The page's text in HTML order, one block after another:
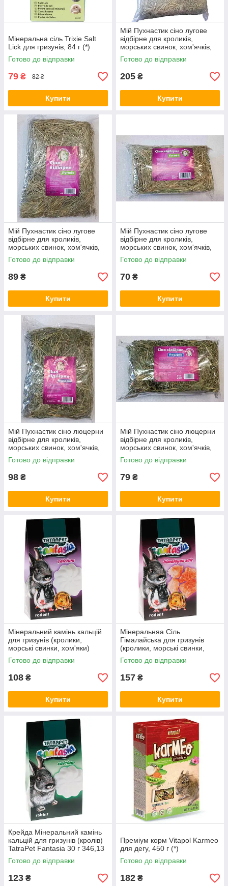
Мінеральна сіль Trixie Salt
Lick для гризунів, 84 г (*)
Готово до відправки
79 ₴ 82 ₴
Купити
Мій Пухнастик сіно лугове
відбірне для кроликів,
морських свинок, хом'ячків,
мишей, щурів та шиншил
47823, 2 кг
Готово до відправки
205 ₴
Купити
Мій Пухнастик сіно лугове
відбірне для кроликів,
морських свинок, хом'ячків,
мишей, щурів та шиншил,
450 г
Готово до відправки
89 ₴
Купити
Мій Пухнастик сіно лугове
відбірне для кроликів,
морських свинок, хом'ячків,
мишей, щурів та шиншил,
200 г
Готово до відправки
70 ₴
Купити
Мій Пухнастик сіно люцерни
відбірне для кроликів,
морських свинок, хом'ячків,
мишей, щурів та шиншил,
450 г
Готово до відправки
98 ₴
Купити
Мій Пухнастик сіно люцерни
відбірне для кроликів,
морських свинок, хом'ячків,
мишей, щурів та шиншил,
200 г
Готово до відправки
79 ₴
Купити
Мінеральний камінь кальцій
для гризунів (кролики,
морські свинки, хом'яки)
TatraPet Fantasia 30 г 346,15
Готово до відправки
108 ₴
Купити
Мінеральняа Сіль
Гімалайська для гризунів
(кролики, морські свинки,
хом'яки) TatraPet Fantasia
100 г 346,21
Готово до відправки
157 ₴
Купити
Крейда Мінеральний камінь
кальцій для гризунів (кролів)
TatraPet Fantasia 30 г 346,13
Готово до відправки
123 ₴
Преміум корм Vitapol Karmeo
для дегу, 450 г (*)
Готово до відправки
182 ₴